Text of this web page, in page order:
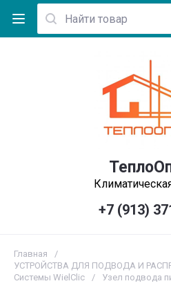
+7 (913)
Главная
/
УСТРОЙСТВА ДЛЯ ПОДВОДА И
Системы WielClic
/ Узел подвода